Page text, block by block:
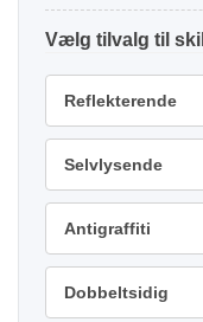
tilvalg
Reflekterende
Selvlysende
Antigraffiti
Dobbeltsidig